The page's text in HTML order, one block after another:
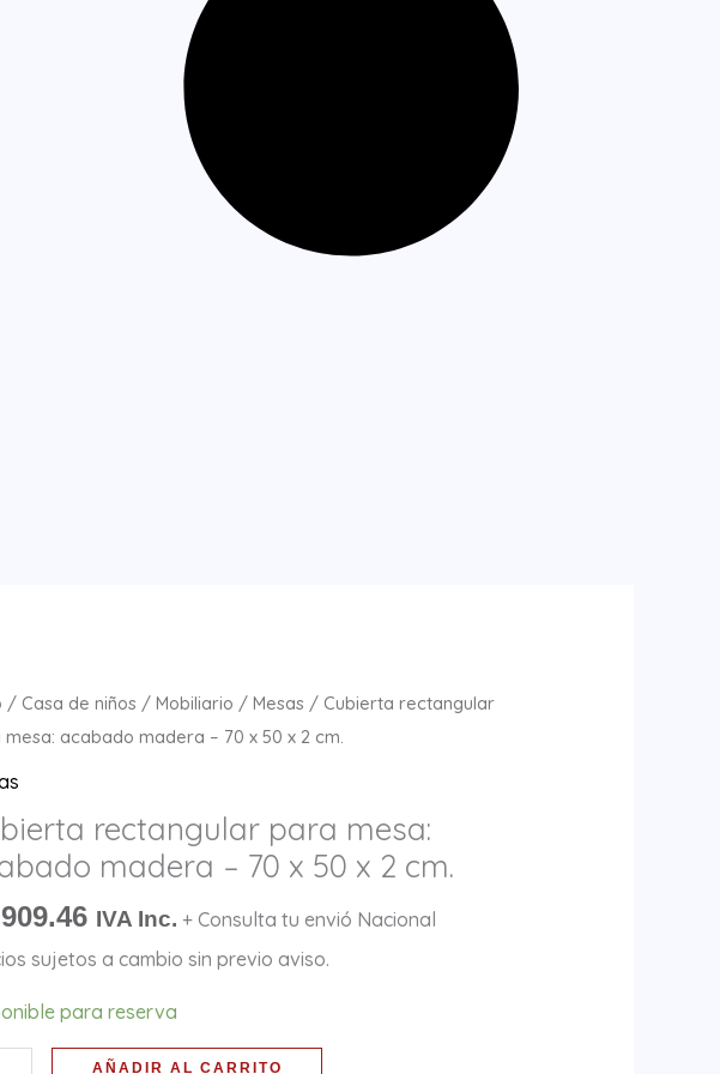
/ Casa de niños /Mobiliario /Mesas / Cubierta rectangular
acabado madera – 70 x 50 x 2 cm.
rectangular para mesa:
madera – 70 x 50 x 2 cm.
IVA Inc. + Consulta tu envió Nacional
sujetos a cambio sin previo aviso.
para reserva
AÑADIR AL CARRITO